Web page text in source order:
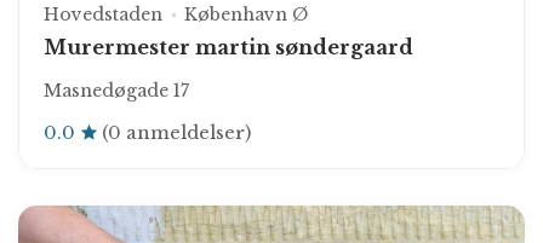
Hovedstaden København Ø
Murermester martin søndergaard
Masnedøgade 17
0.0 (0 anmeldelser)